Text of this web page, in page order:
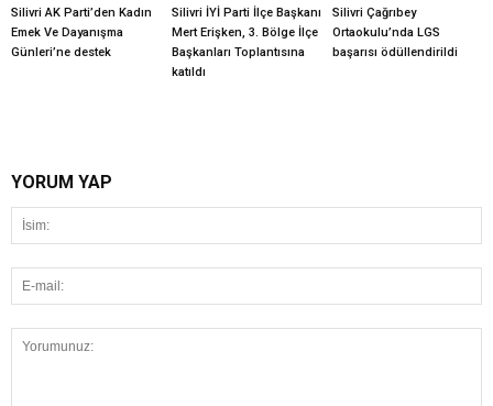
Silivri AK Parti’den Kadın
Emek Ve Dayanışma
Günleri’ne destek
Silivri İYİ Parti İlçe Başkanı
Mert Erişken, 3. Bölge İlçe
Başkanları Toplantısına
katıldı
Silivri Çağrıbey
Ortaokulu’nda LGS
başarısı ödüllendirildi
YORUM YAP